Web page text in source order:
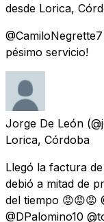
desde Lorica,
pésimo servicio!
Jorge De León
Lorica, Córdoba
Llegó la factura
debió a mitad de
del tiempo 😡😡😡
@DPalomino10